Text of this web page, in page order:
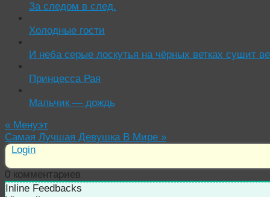
За следом в след.
Холодные гости
И неба серые лоскутья на чёрных ветках сушит
Принцесса Рая
Мальчик — дождь
« Менуэт
Самая Лучшая Девушка В Мире »
Login
0 комментариев
Inline Feedbacks